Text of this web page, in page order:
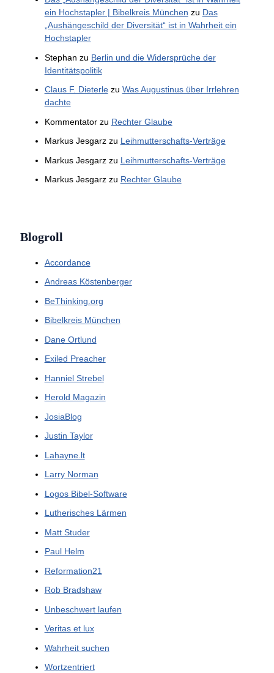
ein Hochstapler | Bibelkreis München zu Das
„Aushängeschild der Diversität“ ist in Wahrheit ein
Hochstapler
Stephan zu Berlin und die Widersprüche der
Identitätspolitik
Claus F. Dieterlezu Was Augustinus über Irrlehren
dachte
Kommentatorzu Rechter Glaube
Markus Jesgarzzu Leihmutterschafts-Verträge
Markus Jesgarzzu Leihmutterschafts-Verträge
Markus Jesgarzzu Rechter Glaube
Blogroll
Accordance
Andreas Köstenberger
BeThinking.org
Bibelkreis München
Dane Ortlund
Exiled Preacher
Hanniel Strebel
Herold Magazin
JosiaBlog
Justin Taylor
Lahayne.lt
Larry Norman
Logos Bibel-Software
Lutherisches Lärmen
Matt Studer
Paul Helm
Reformation21
Rob Bradshaw
Unbeschwert laufen
Veritas et lux
Wahrheit suchen
Wortzentriert